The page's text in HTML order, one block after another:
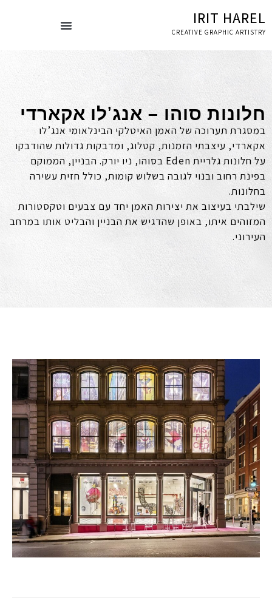
IRIT HAREL
CREATIVE GRAPHIC ARTISTRY
חלונות סוהו – אנג’לו אקארדי
במסגרת תערוכה של האמן האיטלקי הבינלאומי אנג’לו
אקארדי, עיצבתי הזמנות, קטלוג, ומדבקות גדולות שהודבקו
על חלונות גלריית Eden בסוהו, ניו יורק. הבניין, הממוקם
בפינת רחוב ובנוי לגובה בשלוש קומות, כולל חזית עשירה
בחלונות.
שילבתי בעיצוב את יצירות האמן יחד עם צבעים וטקסטורות
המזוהים איתו, באופן שהדגיש את הבניין והבליט אותו במרחב
העירוני.